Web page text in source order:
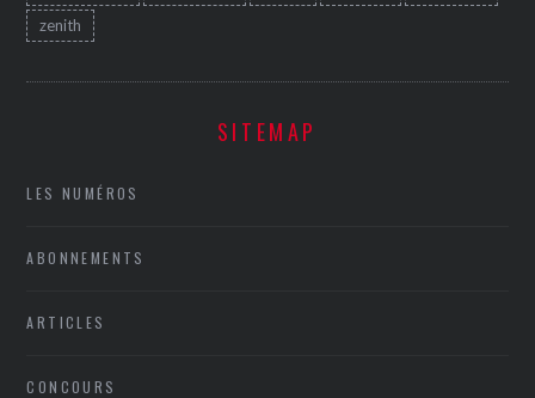
zenith
SITEMAP
LES NUMÉROS
ABONNEMENTS
ARTICLES
CONCOURS